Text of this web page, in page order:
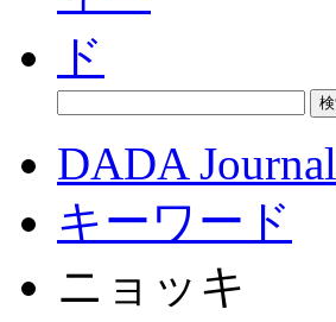
DADA Journal
キーワード
ニョッキ